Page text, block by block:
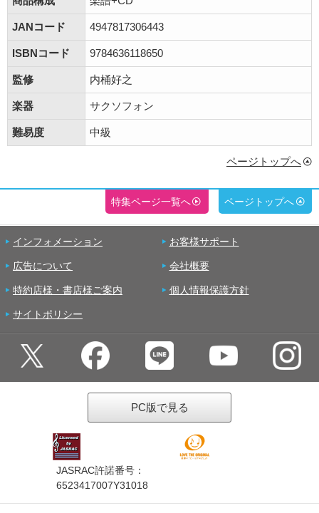
JANコード 4947817306443
ISBNコード 9784636118650
監修 内桶好之
楽器 サクソフォン
難易度 中級
ページトップへ
特集ページ一覧へ ページトップへ
インフォメーション お客様サポート
広告について 会社概要
特約店様・書店様ご案内 個人情報保護方針
サイトポリシー
PC版で見る
JASRAC許諾番号：
6523417007Y31018